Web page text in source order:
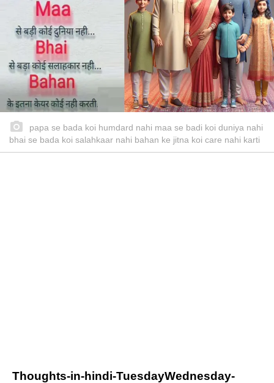
papa se bada koi humdard nahi maa se badi koi duniya nahi
bhai se bada koi salahkaar nahi bahan ke jitna koi care nahi karti
Thoughts-in-hindi-TuesdayWednesday-